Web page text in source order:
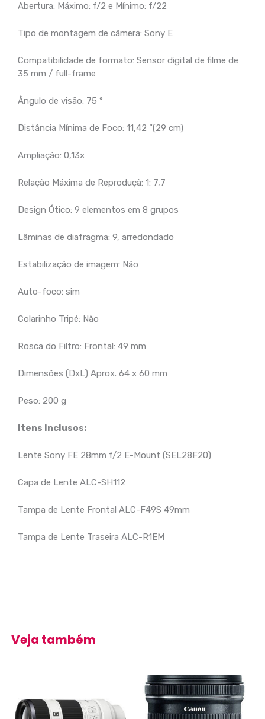
Abertura: Máximo: f/2 e Mínimo: f/22
Tipo de montagem de câmera: Sony E
Compatibilidade de formato: Sensor digital de filme de
35 mm / full-frame
Ângulo de visão: 75 °
Distância Mínima de Foco: 11,42 “(29 cm)
Ampliação: 0,13x
Relação Máxima de Reproduçã: 1: 7,7
Design Ótico: 9 elementos em 8 grupos
Lâminas de diafragma: 9, arredondado
Estabilização de imagem: Não
Auto-foco: sim
Colarinho Tripé: Não
Rosca do Filtro: Frontal: 49 mm
Dimensões (DxL) Aprox. 64 x 60 mm
Peso: 200 g
Itens Inclusos:
Lente Sony FE 28mm f/2 E-Mount (SEL28F20)
Capa de Lente ALC-SH112
Tampa de Lente Frontal ALC-F49S 49mm
Tampa de Lente Traseira ALC-R1EM
Veja também